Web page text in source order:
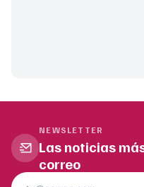
NEWSLETTER
Las noticias
correo